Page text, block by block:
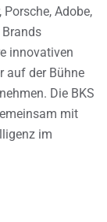
Porsche, Adobe,
innovativen
auf der Bühne
Die BKS
mit
im